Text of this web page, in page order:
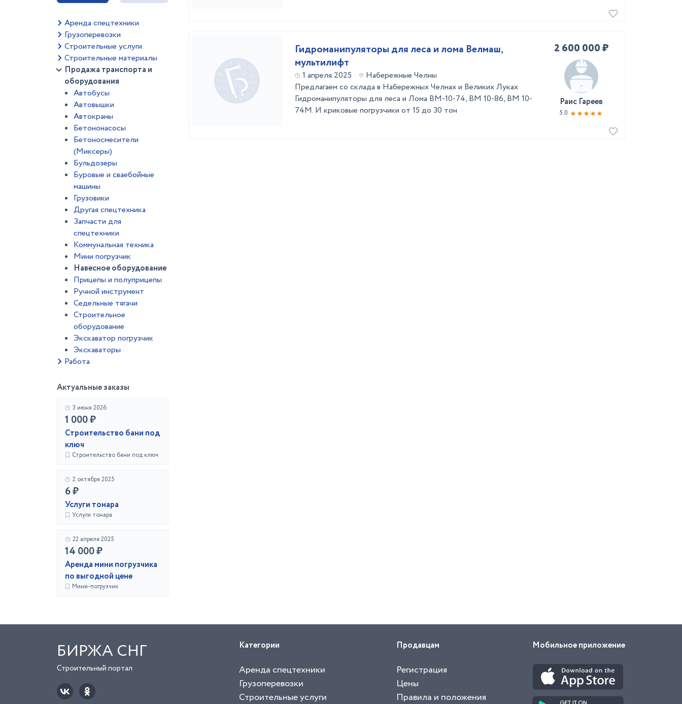
Аренда спецтехники
Грузоперевозки
Строительные услуги
Строительные материалы
Продажа транспорта и
оборудования
Автобусы
Автовышки
Автокраны
Бетононасосы
Бетоносмесители
(Миксеры)
Бульдозеры
Буровые и сваебойные
машины
Грузовики
Другая спецтехника
Запчасти для
спецтехники
Коммунальная техника
Мини погрузчик
Навесное оборудование
Прицепы и полуприцепы
Ручной инструмент
Седельные тягачи
Строительное
оборудование
Экскаватор погрузчик
Экскаваторы
Работа
Актуальные заказы
3 июня 2026
1 000 ₽
Строительство бани под
ключ
Строительство бани под ключ
2 октября 2025
6 ₽
Услуги тонара
Услуги тонара
22 апреля 2025
14 000 ₽
Аренда мини погрузчика
по выгодной цене
Мини-погрузчик
Гидроманипуляторы для леса и лома Велмаш,
мультилифт
1 апреля 2025
Набережные Челны
Предлагаем со склада в Набережных Челнах и Великих Луках
Гидроманипуляторы для леса и Лома ВМ-10-74, ВМ 10-86, ВМ 10-
74М. И криковые погрузчики от 15 до 30 тон
2 600 000 ₽
Раис Гареев
5.0
БИРЖА СНГ
Строительный портал
Категории
Аренда спецтехники
Грузоперевозки
Строительные услуги
Продавцам
Регистрация
Цены
Правила и положения
Мобильное приложение